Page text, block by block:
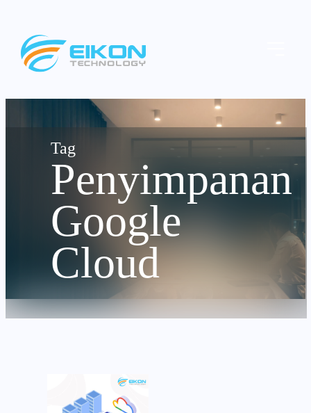
content
Penyimpanan
Google
Cloud